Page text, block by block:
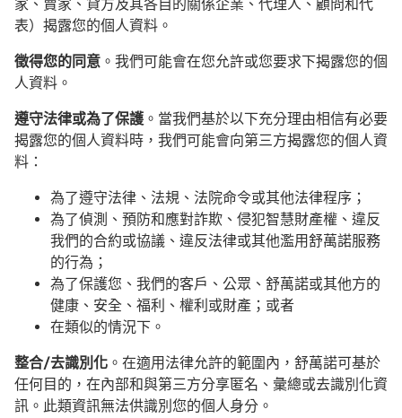
家、賣家、貸方及其各自的關係企業、代理人、顧問和代
表）揭露您的個人資料。
徵得您的同意 。我們可能會在您允許或您要求下揭露您的個
人資料。
遵守法律或為了保護 。當我們基於以下充分理由相信有必要
揭露您的個人資料時，我們可能會向第三方揭露您的個人資
料：
為了遵守法律、法規、法院命令或其他法律程序；
為了偵測、預防和應對詐欺、侵犯智慧財產權、違反
我們的合約或協議、違反法律或其他濫用舒萬諾服務
的行為；
為了保護您、我們的客戶、公眾、舒萬諾或其他方的
健康、安全、福利、權利或財產；或者
在類似的情況下。
整合/去識別化 。在適用法律允許的範圍內，舒萬諾可基於
任何目的，在內部和與第三方分享匿名、彙總或去識別化資
訊。此類資訊無法供識別您的個人身分。